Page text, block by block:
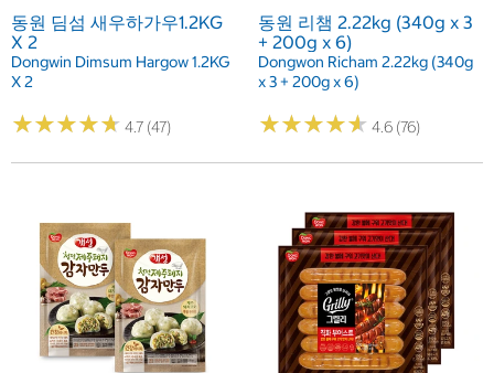
동원 딤섬 새우하가우1.2KG
X 2
Dongwin Dimsum Hargow 1.2KG
X 2
★★★★★
★★★★★ 4.7 (47)
동원 리챔 2.22kg (340g x 3
+ 200g x 6)
Dongwon Richam 2.22kg (340g
x 3 + 200g x 6)
★★★★★
★★★★★ 4.6 (76)